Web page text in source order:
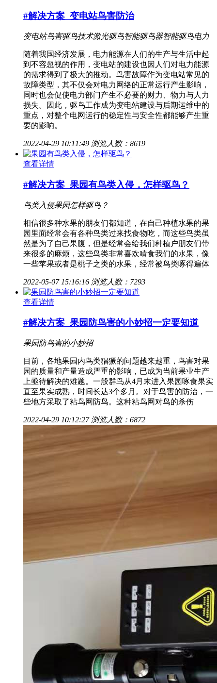
#解决方案 变电站鸟害防治
变电站鸟害驱鸟技术激光驱鸟智能驱鸟器智能驱鸟电力
随着我国经济发展，电力能源在人们的生产与生活中起
到不容忽视的作用，变电站的建设也因人们对电力能源
的需求得到了极大的推动。鸟害故障作为变电站常见的
故障类型，其不仅会对电力网络的正常运行产生影响，
同时也会促使电力部门产生不必要的财力、物力与人力
损失。因此，驱鸟工作成为变电站建设与后期运维中的
重点，对整个电网运行的稳定性与安全性都能够产生重
要的影响。
2022-04-29 10:11:49 浏览人数：8619
查看详情
#解决方案 果园有鸟类入侵，怎样驱鸟？
鸟类入侵果园怎样驱鸟？
相信很多种水果的朋友们都知道，在自己种植水果的果
园里面经常会有各种鸟类过来找食物吃，而这些鸟类虽
然是为了自己果腹，但是经常会给我们种植户朋友们带
来很多的麻烦，这些鸟类非常喜欢啃食我们的水果，像
一些苹果或者是桃子之类的水果，经常被鸟类啄得遍体
2022-05-07 15:16:16 浏览人数：7293
查看详情
#解决方案 果园防鸟害的小妙招一定要知道
果园防鸟害的小妙招
目前，各地果园内鸟类猖獗的问题越来越重，鸟害对果
园的质量和产量造成严重的影响，已成为当前果业生产
上亟待解决的难题。一般群鸟从4月末进入果园啄食果实
直至果实成熟，时间长达3个多月。对于鸟害的防治，一
些地方采取了粘鸟网防鸟。这种粘鸟网对鸟的杀伤
2022-04-29 10:12:27 浏览人数：6872